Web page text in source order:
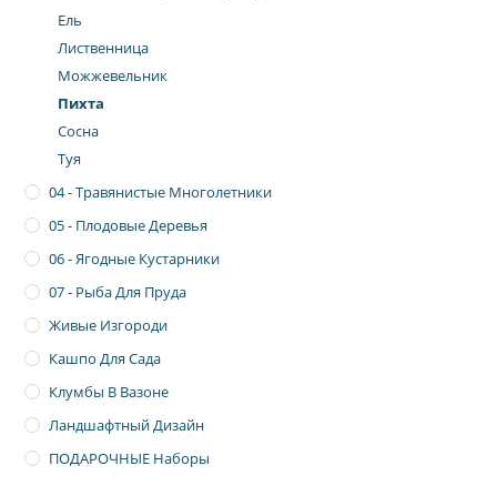
Ель
Лиственница
Можжевельник
Пихта
Сосна
Туя
04 - Травянистые Многолетники
05 - Плодовые Деревья
06 - Ягодные Кустарники
07 - Рыба Для Пруда
Живые Изгороди
Кашпо Для Сада
Клумбы В Вазоне
Ландшафтный Дизайн
ПОДАРОЧНЫЕ Наборы